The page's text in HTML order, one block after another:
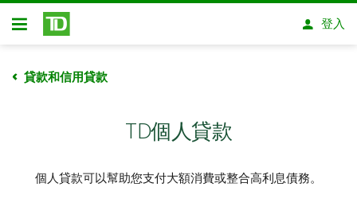
略過進入主要內容
開放式房屋貸款
登入
貸款和信用貸款
TD個人貸款
個人貸款可以幫助您支付大額消費或整合高利息債務。